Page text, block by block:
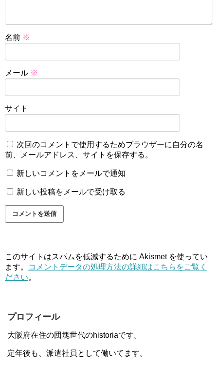
名前 ※
メール ※
サイト
次回のコメントで使用するためブラウザーに自分の名
前、メールアドレス、サイトを保存する。
新しいコメントをメールで通知
新しい投稿をメールで受け取る
このサイトはスパムを低減するために Akismet を使ってい
ます。
コメントデータの処理方法の詳細はこちらをご覧く
ださい。
プロフィール
大阪府在住の団塊世代のhistoriaです。
定年後も、派遣社員として働いてます。